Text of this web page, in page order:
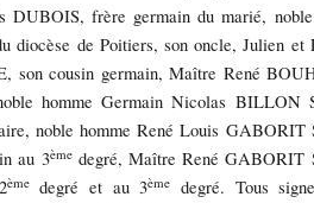
DUBOIS, frère germain du marié,
de Poitiers, son oncle, Julien et
son cousin germain, Maître René
homme Germain Nicolas BILLON
noble homme René Louis GABORIT
au 3èmedegré, Maître René GABORIT
èmedegré et au 3ème degré. Tous